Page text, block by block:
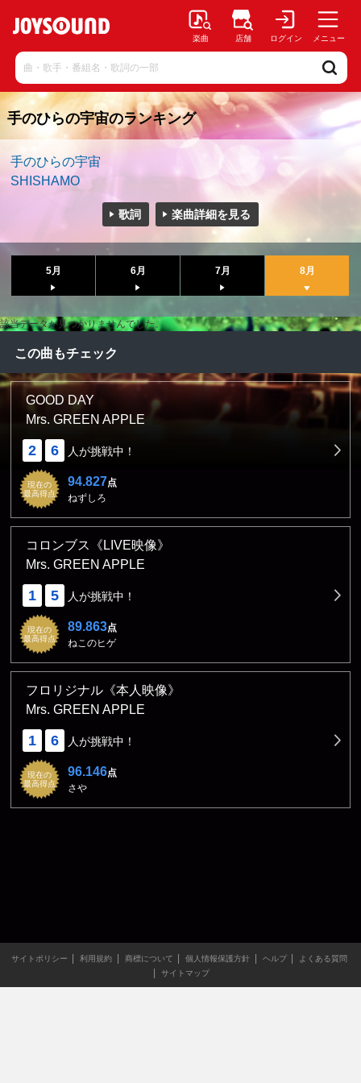
楽曲 店舗 ログイン メニュー
手のひらの宇宙のランキング
手のひらの宇宙
SHISHAMO
歌詞 楽曲詳細を見る
5月 6月 7月 8月
該当データが見つかりませんでした。
この曲もチェック
GOOD DAY
Mrs. GREEN APPLE
2 6 人が挑戦中！
現在の
最高得点
94.827点
ねずしろ
コロンブス《LIVE映像》
Mrs. GREEN APPLE
1 5 人が挑戦中！
現在の
最高得点
89.863点
ねこのヒゲ
フロリジナル《本人映像》
Mrs. GREEN APPLE
1 6 人が挑戦中！
現在の
最高得点
96.146点
さや
サイトポリシー 利用規約 商標について 個人情報保護方針 ヘルプ
よくある質問
サイトマップ